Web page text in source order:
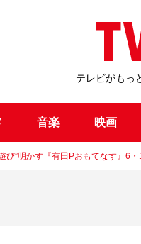
テレビがもっ
音楽 映画
び”明かす『有田Pおもてなす』6・